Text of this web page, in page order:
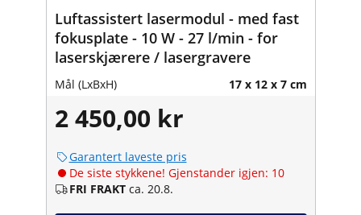
Luftassistert lasermodul - med fast
fokusplate - 10 W - 27 l/min - for
laserskjærere / lasergravere
Mål (LxBxH) 17 x 12 x 7 cm
2 450,00 kr
Garantert laveste pris
De siste stykkene! Gjenstander igjen: 10
FRI FRAKT ca. 20.8.